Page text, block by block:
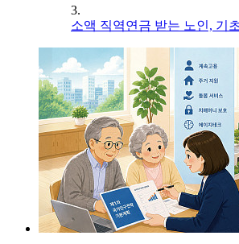
3.
소액 직역연금 받는 노인, 기